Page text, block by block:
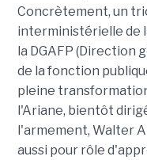
Concrètement, un
interministérielle de
la DGAFP (Direction
de la fonction
pleine
l'Ariane, bientôt
l'armement, Walter
aussi pour rôle